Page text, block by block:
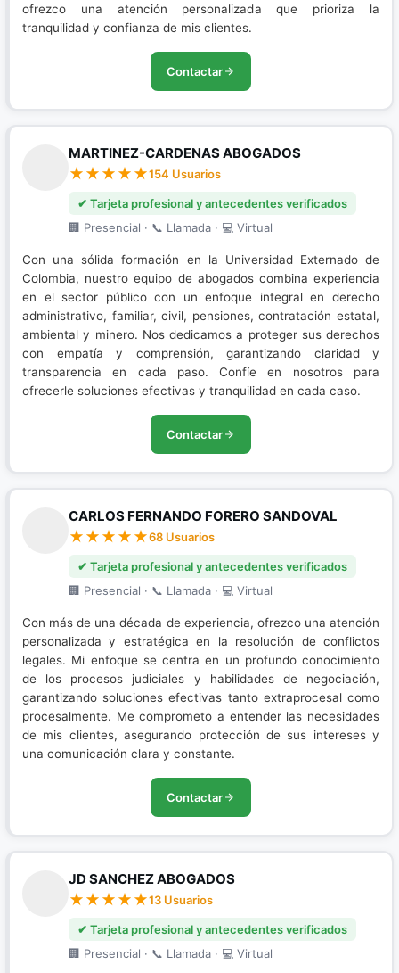
ofrezco una atención personalizada que prioriza la
tranquilidad y confianza de mis clientes.
Contactar
MARTINEZ-CARDENAS ABOGADOS
154 Usuarios
✔ Tarjeta profesional y antecedentes verificados
🏢 Presencial · 📞 Llamada · 💻 Virtual
Con una sólida formación en la Universidad Externado de
Colombia, nuestro equipo de abogados combina experiencia
en el sector público con un enfoque integral en derecho
administrativo, familiar, civil, pensiones, contratación estatal,
ambiental y minero. Nos dedicamos a proteger sus derechos
con empatía y comprensión, garantizando claridad y
transparencia en cada paso. Confíe en nosotros para
ofrecerle soluciones efectivas y tranquilidad en cada caso.
Contactar
CARLOS FERNANDO FORERO SANDOVAL
68 Usuarios
✔ Tarjeta profesional y antecedentes verificados
🏢 Presencial · 📞 Llamada · 💻 Virtual
Con más de una década de experiencia, ofrezco una atención
personalizada y estratégica en la resolución de conflictos
legales. Mi enfoque se centra en un profundo conocimiento
de los procesos judiciales y habilidades de negociación,
garantizando soluciones efectivas tanto extraprocesal como
procesalmente. Me comprometo a entender las necesidades
de mis clientes, asegurando protección de sus intereses y
una comunicación clara y constante.
Contactar
JD SANCHEZ ABOGADOS
13 Usuarios
✔ Tarjeta profesional y antecedentes verificados
🏢 Presencial · 📞 Llamada · 💻 Virtual